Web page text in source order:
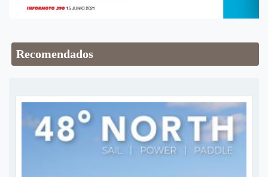
Recomendados